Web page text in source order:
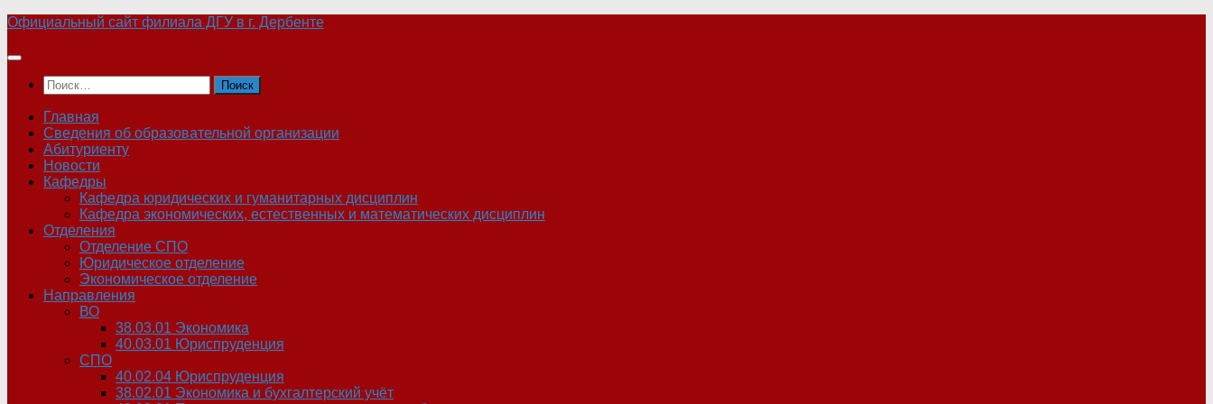
Skip
content
Официальный сайт филиала ДГУ в г. Дербенте
Найти:
Главная
Сведения об образовательной организации
Абитуриенту
Новости
Кафедры
Кафедра юридических и гуманитарных дисциплин
Кафедра экономических, естественных и математических дисциплин
Отделения
Отделение СПО
Юридическое отделение
Экономическое отделение
Направления
ВО
38.03.01 Экономика
40.03.01 Юриспруденция
СПО
40.02.04 Юриспруденция
38.02.01 Экономика и бухгалтерский учёт